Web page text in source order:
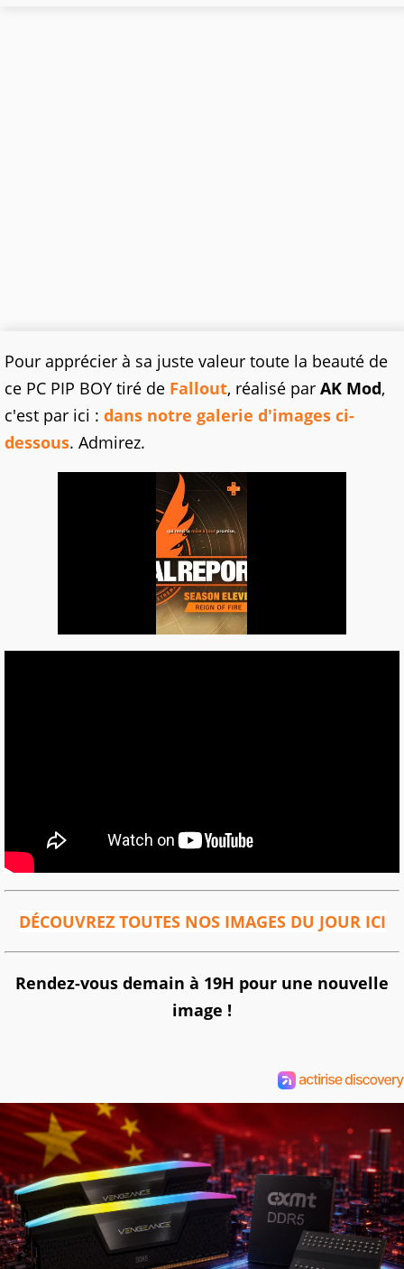
Pour apprécier à sa juste valeur toute la beauté de
ce PC PIP BOY tiré de Fallout, réalisé par AK Mod,
c'est par ici : dans notre galerie d'images ci-
dessous. Admirez.
DÉCOUVREZ TOUTES NOS IMAGES DU JOUR ICI
Rendez-vous demain à 19H pour une nouvelle
image !